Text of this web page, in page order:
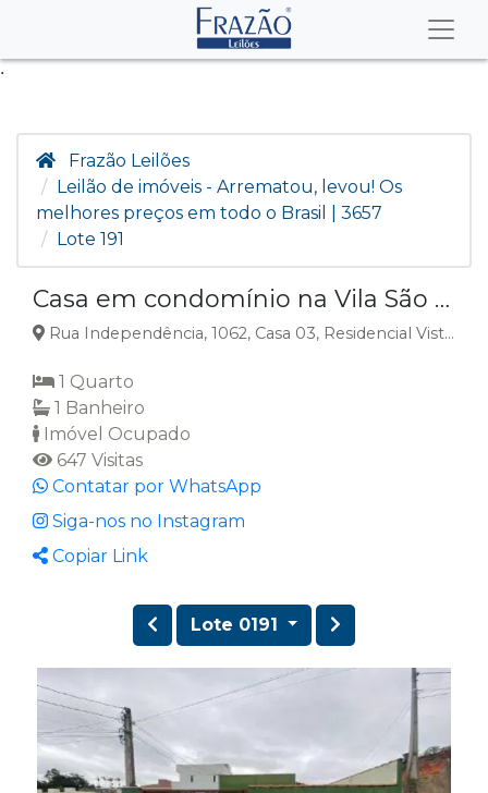
.
Frazão Leilões
Leilão de imóveis - Arrematou, levou! Os
melhores preços em todo o Brasil | 3657
Lote 191
Casa em condomínio na Vila São Paulo, Mogi Das Cruzes, SP
Rua Independência, 1062, Casa 03, Residencial Vista Das Orquídeas, Vila São Paulo, Mogi das Cruzes, SP
1 Quarto
1 Banheiro
Imóvel Ocupado
647 Visitas
Contatar por WhatsApp
Siga-nos no Instagram
Copiar Link
Lote 0191